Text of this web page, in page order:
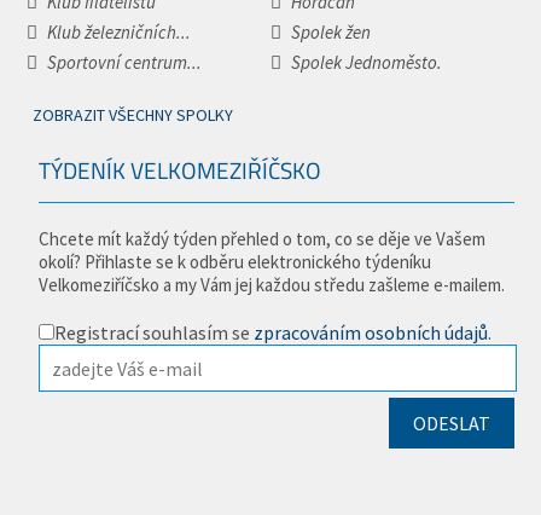
Klub železničních...
Spolek žen
Sportovní centrum...
Spolek Jednoměsto.
ZOBRAZIT VŠECHNY SPOLKY
TÝDENÍK VELKOMEZIŘÍČSKO
Chcete mít každý týden přehled o tom, co se děje ve Vašem
okolí? Přihlaste se k odběru elektronického týdeníku
Velkomeziříčsko a my Vám jej každou středu zašleme e-mailem.
Registrací souhlasím se zpracováním osobních údajů.